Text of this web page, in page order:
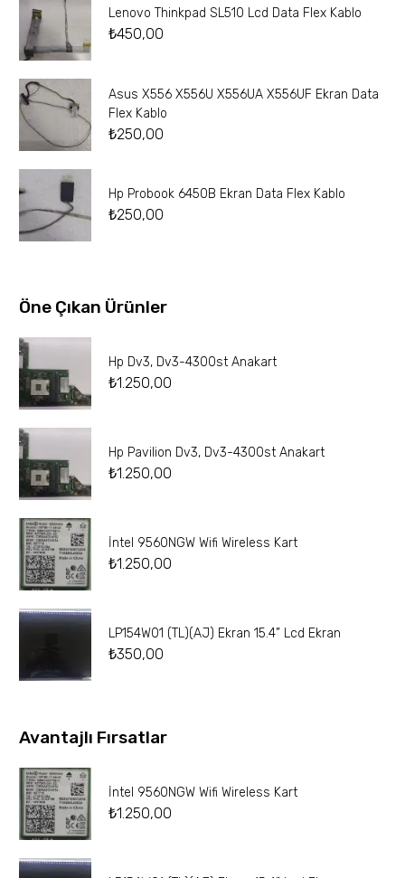
Lenovo Thinkpad SL510 Lcd Data Flex Kablo
₺450,00
Asus X556 X556U X556UA X556UF Ekran Data
Flex Kablo
₺250,00
Hp Probook 6450B Ekran Data Flex Kablo
₺250,00
Öne Çıkan Ürünler
Hp Dv3, Dv3-4300st Anakart
₺1.250,00
Hp Pavilion Dv3, Dv3-4300st Anakart
₺1.250,00
İntel 9560NGW Wifi Wireless Kart
₺1.250,00
LP154W01 (TL)(AJ) Ekran 15.4” Lcd Ekran
₺350,00
Avantajlı Fırsatlar
İntel 9560NGW Wifi Wireless Kart
₺1.250,00